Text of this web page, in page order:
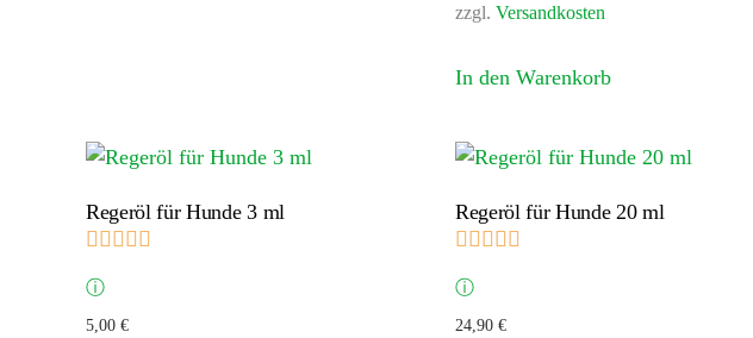
zzgl. Versandkosten
In den Warenkorb
Regeröl für Hunde 3 ml
ⓘ
5,00 €
Regeröl für Hunde 20 ml
ⓘ
24,90 €